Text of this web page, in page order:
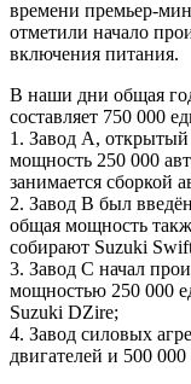
времени премьер-
отметили начало
включения питания.
В наши дни общая
составляет 750 000
1. Завод А,
мощность 250 000
занимается сборкой
2. Завод B был
общая мощность
собирают Suzuki
3. Завод C начал
мощностью 250 000
Suzuki DZire;
4. Завод силовых
двигателей и 500